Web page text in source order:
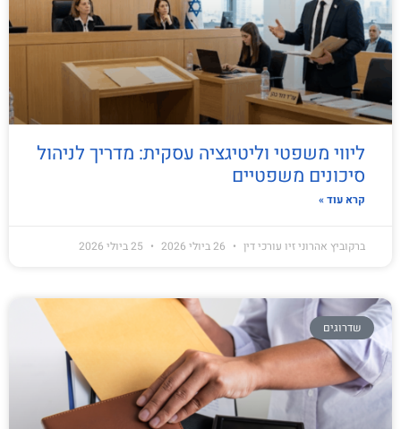
ליווי משפטי וליטיגציה עסקית: מדריך לניהול
סיכונים משפטיים
קרא עוד »
ברקוביץ אהרוני זיו עורכי דין
שדרוגים